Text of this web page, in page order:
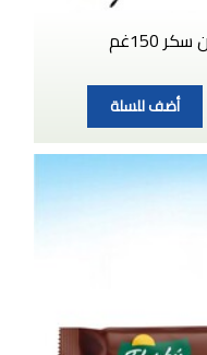
150غم
أضف للسلة